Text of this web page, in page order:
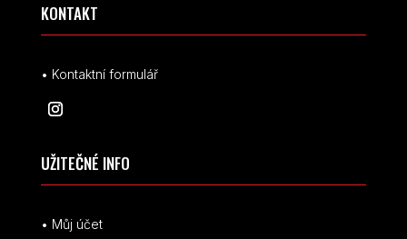
KONTAKT
• Kontaktní formulář
UŽITEČNÉ INFO
• Můj účet